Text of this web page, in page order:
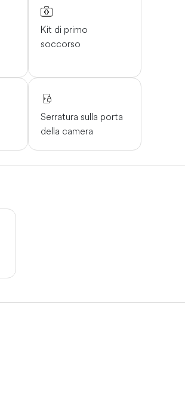
Kit di primo
soccorso
Serratura sulla porta
della camera